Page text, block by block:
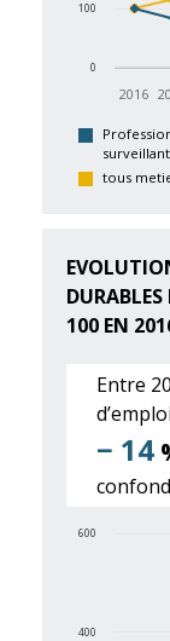
2016
0
100
tous
100 EN
Entre
− 14
400
600